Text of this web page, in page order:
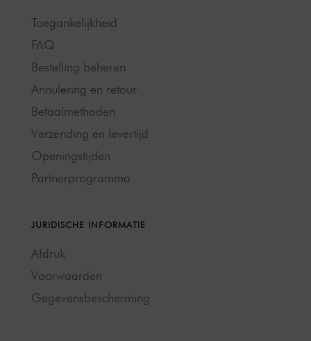
Toegankelijkheid
FAQ
Bestelling beheren
Annulering en retour
Betaalmethoden
Verzending en levertijd
Openingstijden
Partnerprogramma
JURIDISCHE INFORMATIE
Afdruk
Voorwaarden
Gegevensbescherming